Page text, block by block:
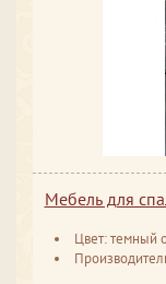
Мебель для
Цвет: темный